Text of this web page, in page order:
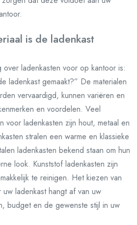
is de ladenkast
over ladenkasten voor op kantoor is:
ladenkast gemaakt?” De materialen
vervaardigd, kunnen variëren en
en voordelen. Veel
voor ladenkasten zijn hout, metaal en
stralen een warme en klassieke
ladenkasten bekend staan om hun
look. Kunststof ladenkasten zijn
te reinigen. Het kiezen van
ladenkast hangt af van uw
budget en de gewenste stijl in uw